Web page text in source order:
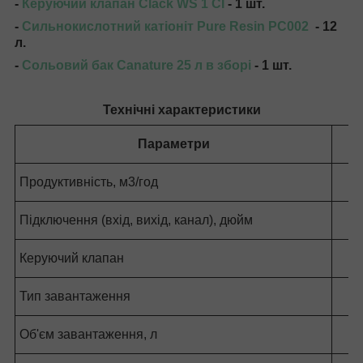
- Керуючий клапан Clack WS 1 CI - 1 шт.
- Сильнокислотний катіоніт Pure Resin PC002 - 12
л.
- Сольовий бак Canature 25 л в зборі - 1 шт.
Технічні характеристики
Параметри
Продуктивність, м3/год
Підключення (вхід, вихід, канал), дюйм
Керуючий клапан
Тип завантаження
Об'єм завантаження, л